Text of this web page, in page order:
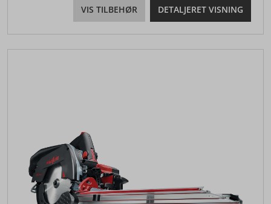
VIS TILBEHØR DETALJERET VISNING